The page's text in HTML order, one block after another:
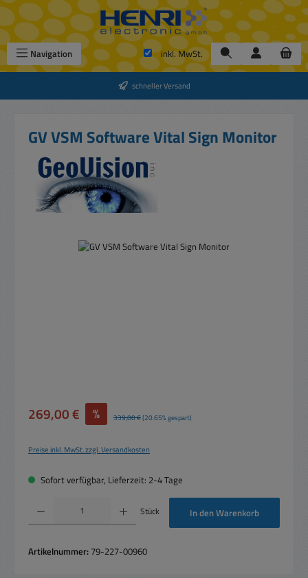
Zum Hauptinhalt springen
Navigation inkl. MwSt.
schneller Versand
GV VSM Software Vital Sign Monitor
Bildergalerie überspringen
Verkaufspreis:
269,00 € % Regulärer Preis:
339,00 €(20.65% gespart)
Preise inkl. MwSt. zzgl. Versandkosten
Sofort verfügbar, Lieferzeit: 2-4 Tage
Produkt Anzahl: Gib den gewünschten Wert ein oder benutze die Schaltflächen um
Stück In den Warenkorb
Artikelnummer: 79-227-00960